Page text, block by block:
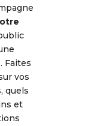
Faites
vos
quels
et